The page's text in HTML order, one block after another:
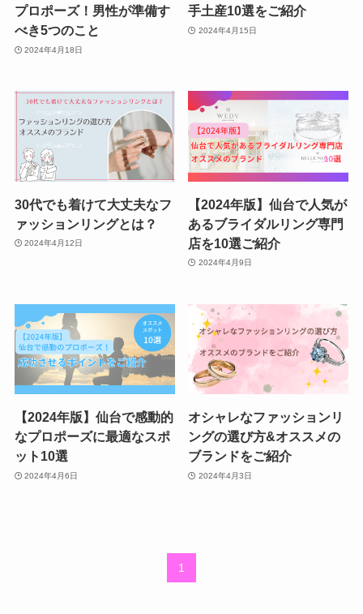
プロポーズ！男性が準備す
べき5つのこと
2024年4月18日
手土産10選をご紹介
2024年4月15日
30代でも着けて大丈夫なフ
ァッションリングとは？
2024年4月12日
【2024年版】仙台で人気が
あるブライダルリング専門
店を10選ご紹介
2024年4月9日
【2024年版】仙台で感動的
なプロポーズに最適なスポ
ット10選
2024年4月6日
オシャレなファッションリ
ングの選び方&オススメの
ブランドをご紹介
2024年4月3日
1